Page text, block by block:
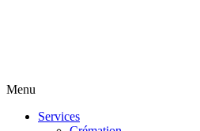
Menu
Services